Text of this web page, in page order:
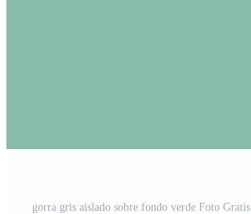
gorra gris aislado sobre fondo verde Foto Gratis